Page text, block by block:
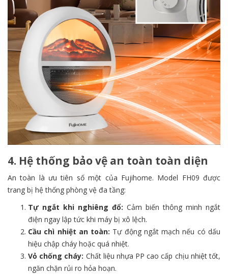
4. Hệ thống bảo vệ an toàn toàn diện
An toàn là ưu tiên số một của Fujihome. Model FH09 được
trang bị hệ thống phòng vệ đa tầng:
Tự ngắt khi nghiêng đổ: Cảm biến thông minh ngắt
điện ngay lập tức khi máy bị xô lệch.
Cầu chì nhiệt an toàn: Tự động ngắt mạch nếu có dấu
hiệu chập cháy hoặc quá nhiệt.
Vỏ chống cháy: Chất liệu nhựa PP cao cấp chịu nhiệt tốt,
ngăn chặn rủi ro hỏa hoạn.